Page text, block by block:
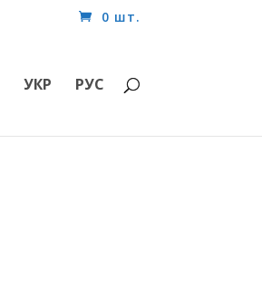
0 шт.
УКР РУС